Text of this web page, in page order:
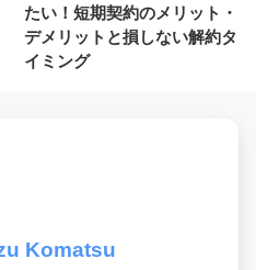
たい！短期契約のメリット・
デメリットと損しない解約タ
イミング
Komatsu